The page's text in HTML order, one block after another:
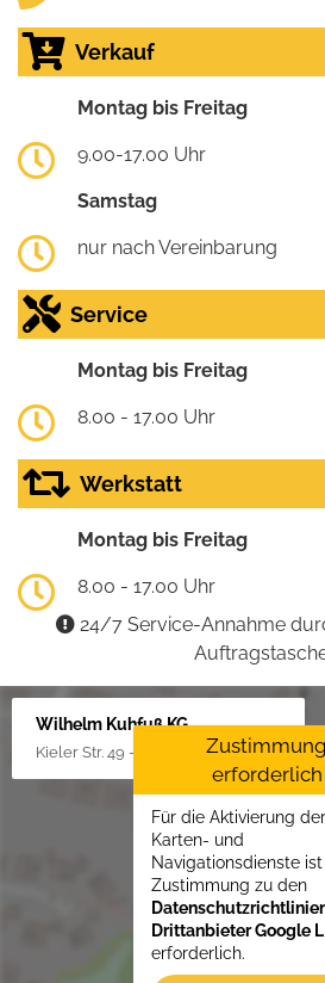
Verkauf
Montag bis Freitag
9.00-17.00 Uhr
Samstag
nur nach Vereinbarung
Service
Montag bis Freitag
8.00 - 17.00 Uhr
Werkstatt
Montag bis Freitag
8.00 - 17.00 Uhr
24/7 Service-Annahme
Wilhelm Kuhfuß KG
Kieler Str. 49 - 51, 25451 Quickborn
Zustimmung
erforderlich
Für die Aktivierung der
Karten- und
Navigationsdienste ist
Zustimmung zu den
Drittanbieter Google
erforderlich.